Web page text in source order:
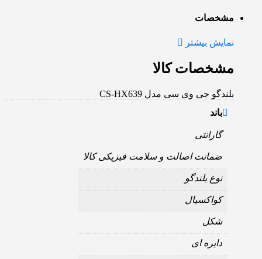
مشخصات
نمایش بیشتر
مشخصات کالا
بلندگو جی وی سی مدل CS-HX639
باند
گارانتی
ضمانت اصالت و سلامت فیزیکی کالا
نوع بلندگو
کواکسیال
شکل
دایره ای